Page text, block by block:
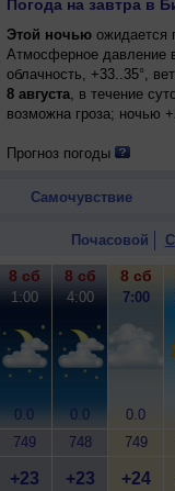
Погода на завтра в
Этой ночьюожидается
Атмосферное давление
облачность, +33..35°,
8 августа, в течение
возможна гроза; ночью
Прогноз погоды
Самочувствие
Почасовой
8 сб
1:00
0.0
749
+23
8 сб
4:00
0.0
748
+23
8 сб
7:00
0.0
749
+24